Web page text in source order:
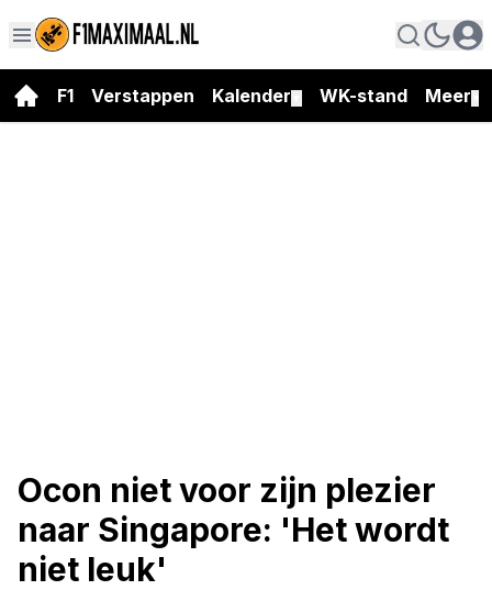
F1 Verstappen Kalender WK-stand Meer
Ocon niet voor zijn plezier
naar Singapore: 'Het wordt
niet leuk'